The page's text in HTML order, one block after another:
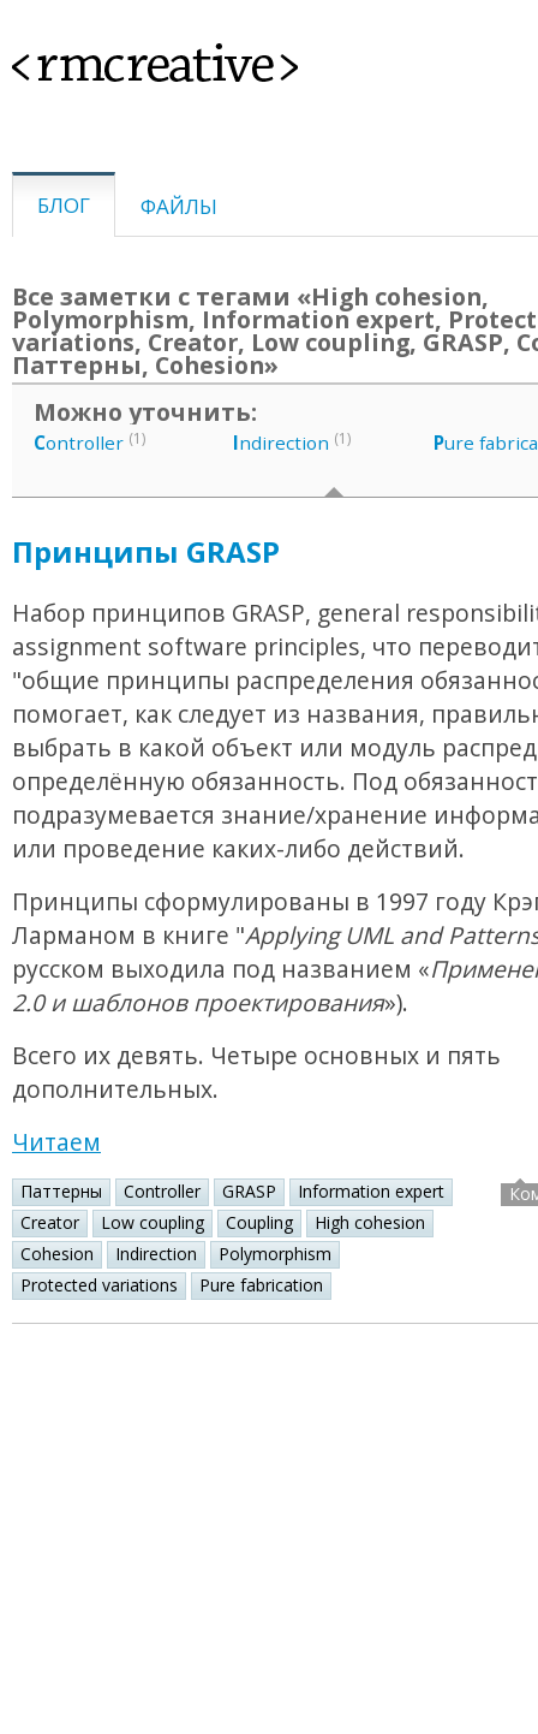
<rmcreative>
БЛОГ ФАЙЛЫ
Все заметки с тегами «High cohesion,
Polymorphism, Information expert,
variations, Creator, Low coupling, GRASP,
Паттерны, Cohesion»
Можно уточнить:
Controller (1) Indirection (1) Pure
Принципы GRASP
Набор принципов GRASP, general
assignment software principles, что
"общие принципы распределения
помогает, как следует из названия,
выбрать в какой объект или модуль
определённую обязанность. Под
подразумевается знание/хранение
или проведение каких-либо действий.
Принципы сформулированы в 1997 году
Ларманом в книге "Applying UML and
русском выходила под названием «
2.0 и шаблонов проектирования»).
Всего их девять. Четыре основных и пять
дополнительных.
Читаем
Паттерны Controller GRASP
Information expert
Creator
Low coupling Coupling
High cohesion
Cohesion
Indirection
Polymorphism
Protected variations
Pure fabrication